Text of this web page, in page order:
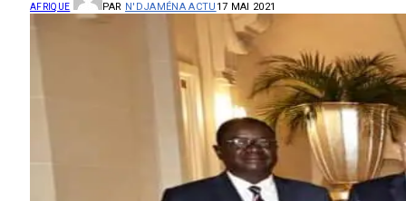
AFRIQUE PAR N'DJAMÉNA ACTU 17 MAI 2021